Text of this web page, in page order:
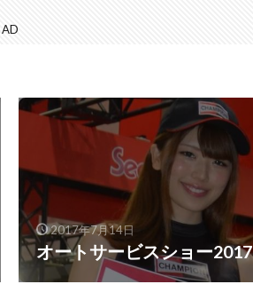
AD
2017年7月14日
オートサービスショー2017